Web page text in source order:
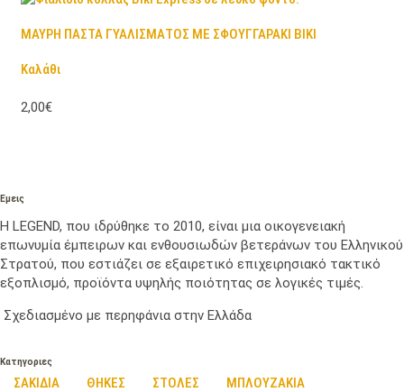
ΜΑΥΡΗ ΠΑΣΤΑ ΓΥΑΛΙΣΜΑΤΟΣ ΜΕ ΣΦΟΥΓΓΑΡΑΚΙ BIKI
Καλάθι
2,00€
Εμεις
Η LEGEND, που ιδρύθηκε το 2010, είναι μια οικογενειακή
επωνυμία έμπειρων και ενθουσιωδών βετεράνων του Ελληνικού
Στρατού, που εστιάζει σε εξαιρετικό επιχειρησιακό τακτικό
εξοπλισμό, προϊόντα υψηλής ποιότητας σε λογικές τιμές.
Σχεδιασμένο με περηφάνια στην Ελλάδα
Κατηγοριες
ΣΑΚΙΔΙΑ ΘΗΚΕΣ ΣΤΟΛΕΣ ΜΠΛΟΥΖΑΚΙΑ